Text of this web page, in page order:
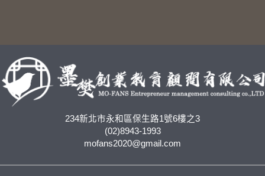
234新北市永和區保生路1號6樓之3
(02)8943-1993
mofans2020@gmail.com